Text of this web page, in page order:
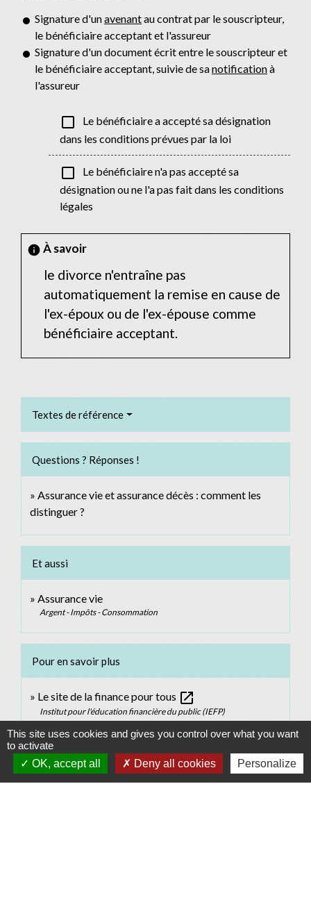
Signature d'unavenantau contrat par le souscripteur,
le bénéficiaire acceptant et l'assureur
Signature d'un document écrit entre le souscripteur et
le bénéficiaire acceptant, suivie de sanotificationà
l'assureur
check_box_outline_blank
Le bénéficiaire a accepté sa désignation
dans les conditions prévues par la loi
check_box_outline_blank
Le bénéficiaire n'a pas accepté sa
désignation ou ne l'a pas fait dans les conditions
légales
info À savoir
le divorce n'entraîne pas
automatiquement la remise en cause de
l'ex-époux ou de l'ex-épouse comme
bénéficiaire acceptant.
Textes de référence
Questions ? Réponses !
Assurance vie et assurance décès : comment les
distinguer ?
Et aussi
Assurance vie
Argent - Impôts - Consommation
Pour en savoir plus
Le site de la finance pour tous open_in_new
Institut pour l'éducation financière du public (IEFP)
Assurance vie : la clause bénéficiaireopen_in_new
Autorité de contrôle prudentiel et de résolution (ACPR)
This site uses cookies and gives you control over what you want
to activate
OK, accept all
Deny all cookies Personalize